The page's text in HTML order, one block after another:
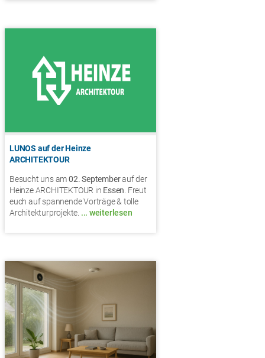
LUNOS auf der Heinze
ARCHITEKTOUR
Besucht uns am02. Septemberauf der
Heinze ARCHITEKTOUR in Essen . Freut
euch auf spannende Vorträge & tolle
Architekturprojekte. ... weiterlesen